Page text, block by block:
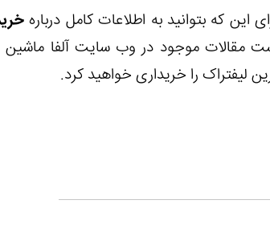
این که بتوانید به اطلاعات کامل درباره
مقالات موجود در وب سایت آلفا ماشین
لیفتراک را خریداری خواهید کرد.